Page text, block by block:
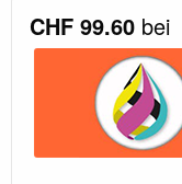
CHF 99.60 bei